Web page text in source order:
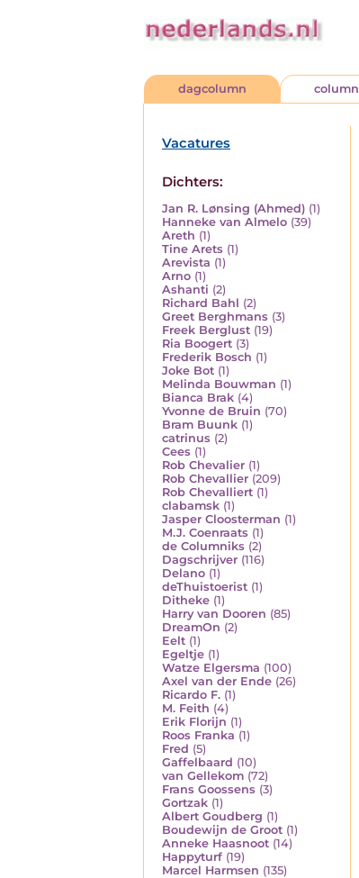
dagcolumn column
Vacatures
Dichters:
Jan R. Lønsing (Ahmed) (1)
Hanneke van Almelo (39)
Areth (1)
Tine Arets (1)
Arevista (1)
Arno (1)
Ashanti (2)
Richard Bahl (2)
Greet Berghmans (3)
Freek Berglust (19)
Ria Boogert (3)
Frederik Bosch (1)
Joke Bot (1)
Melinda Bouwman (1)
Bianca Brak (4)
Yvonne de Bruin (70)
Bram Buunk (1)
catrinus (2)
Cees (1)
Rob Chevalier (1)
Rob Chevallier (209)
Rob Chevalliert (1)
clabamsk (1)
Jasper Cloosterman (1)
M.J. Coenraats (1)
de Columniks (2)
Dagschrijver (116)
Delano (1)
deThuistoerist (1)
Ditheke (1)
Harry van Dooren (85)
DreamOn (2)
Eelt (1)
Egeltje (1)
Watze Elgersma (100)
Axel van der Ende (26)
Ricardo F. (1)
M. Feith (4)
Erik Florijn (1)
Roos Franka (1)
Fred (5)
Gaffelbaard (10)
van Gellekom (72)
Frans Goossens (3)
Gortzak (1)
Albert Goudberg (1)
Boudewijn de Groot (1)
Anneke Haasnoot (14)
Happyturf (19)
Marcel Harmsen (135)